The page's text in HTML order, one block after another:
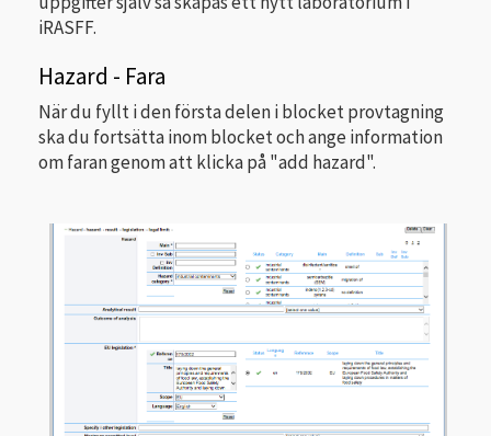
iRASFF.
Hazard - Fara
När du fyllt i den första delen i blocket provtagning
ska du fortsätta inom blocket och ange information
om faran genom att klicka på "add hazard".